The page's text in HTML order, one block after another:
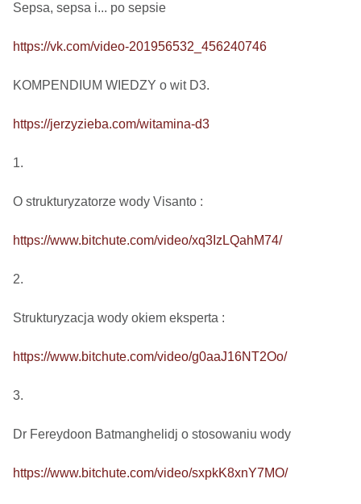
Sepsa, sepsa i... po sepsie
https://vk.com/video-201956532_456240746
KOMPENDIUM WIEDZY o wit D3.
https://jerzyzieba.com/witamina-d3
1.
O strukturyzatorze wody Visanto :
https://www.bitchute.com/video/xq3IzLQahM74/
2.
Strukturyzacja wody okiem eksperta :
https://www.bitchute.com/video/g0aaJ16NT2Oo/
3.
Dr Fereydoon Batmanghelidj o stosowaniu wody
https://www.bitchute.com/video/sxpkK8xnY7MO/